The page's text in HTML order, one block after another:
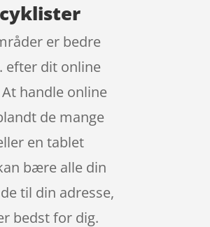
er bedre
efter dit online
handle online
de mange
en tablet
bære alle din
til din adresse,
bedst for dig.